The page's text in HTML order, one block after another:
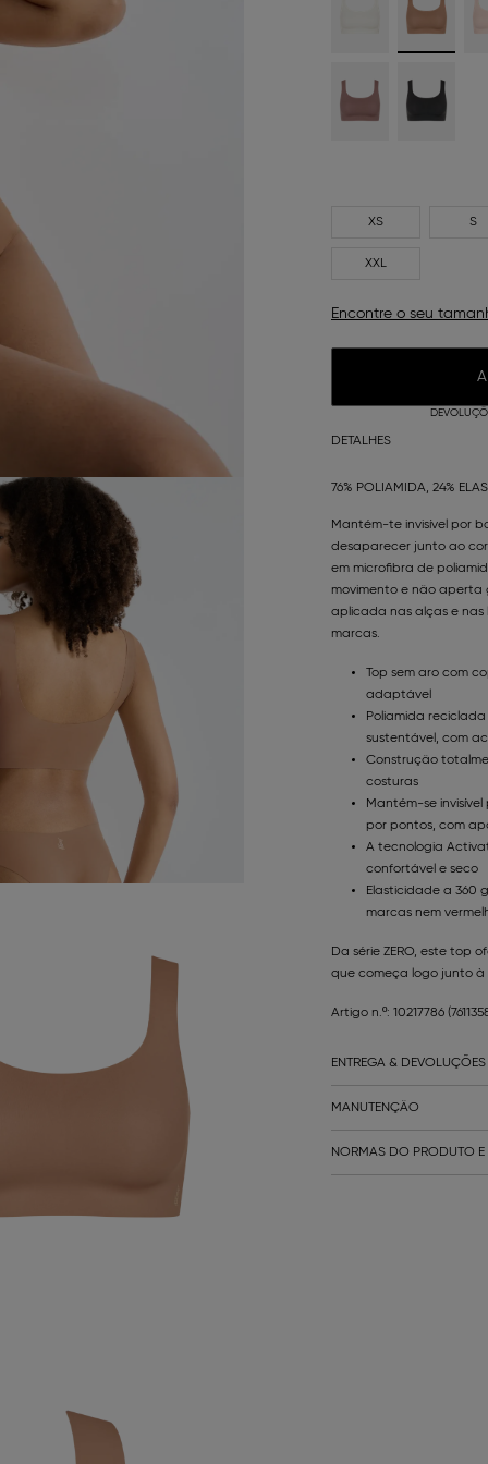
XS S
XXL
Encontre o seu
DETALHES
76% POLIAMIDA, 24%
Mantém-te invisível por
desaparecer junto ao
em microfibra de
movimento e não
aplicada nas alças e nas
marcas.
Top sem aro com
adaptável
Poliamida
sustentável, com
Construção
costuras
Mantém-se
por pontos, com
A tecnologia
confortável e seco
Elasticidade a 360
marcas nem
Da série ZERO, este top
que começa logo junto à
Artigo n.º: 10217786
ENTREGA & DEVOLUÇÕES
MANUTENÇÃO
NORMAS DO PRODUTO E